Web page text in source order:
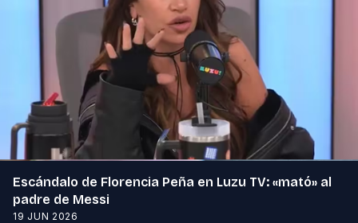
Escándalo de Florencia Peña en Luzu TV: «mató» al
padre de Messi
19 JUN 2026